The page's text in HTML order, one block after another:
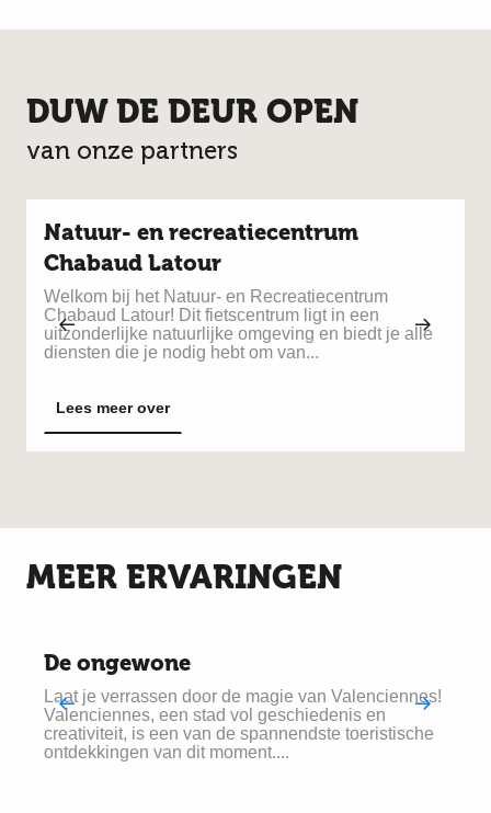
DUW DE DEUR OPEN
van onze partners
Natuur- en recreatiecentrum
Chabaud Latour
Welkom bij het Natuur- en Recreatiecentrum
Chabaud Latour! Dit fietscentrum ligt in een
uitzonderlijke natuurlijke omgeving en biedt je alle
diensten die je nodig hebt om van...
Lees meer over
MEER ERVARINGEN
De ongewone
Laat je verrassen door de magie van Valenciennes!
Valenciennes, een stad vol geschiedenis en
creativiteit, is een van de spannendste toeristische
ontdekkingen van dit moment....